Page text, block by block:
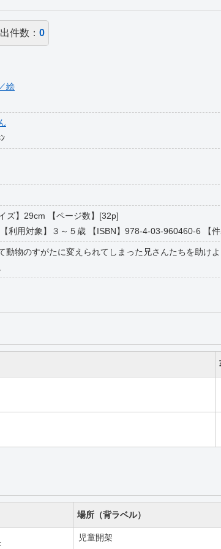
件数：0
絵
ズ】29cm 【ページ数】[32p]
【利用対象】３～５歳 【ISBN】978-4-03-960460-6 【
動物のすがたに変えられてしまった兄さんたちを助
場所（背ラベル）
児童開架